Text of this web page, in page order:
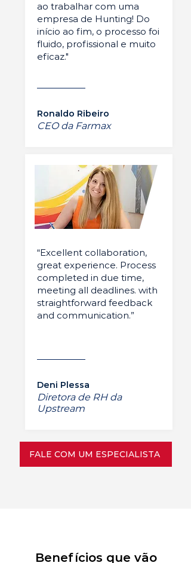
ao trabalhar com uma
empresa de Hunting! Do
início ao fim, o processo foi
fluido, profissional e muito
eficaz."
Ronaldo Ribeiro
CEO da Farmax
“Excellent collaboration,
great experience. Process
completed in due time,
meeting all deadlines. with
straightforward feedback
and communication.”
Deni Plessa
Diretora de RH da
Upstream
FALE COM UM ESPECIALISTA
Benefícios que vão